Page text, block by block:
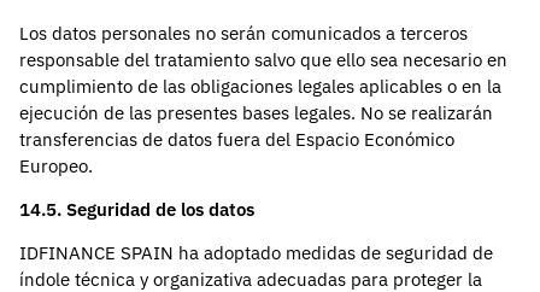
Los datos personales no serán comunicados a terceros
responsable del tratamiento salvo que ello sea necesario en
cumplimiento de las obligaciones legales aplicables o en la
ejecución de las presentes bases legales. No se realizarán
transferencias de datos fuera del Espacio Económico
Europeo.
14.5. Seguridad de los datos
IDFINANCE SPAIN ha adoptado medidas de seguridad de
índole técnica y organizativa adecuadas para proteger la